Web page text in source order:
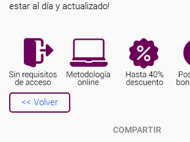
estar al día y actualizado!
<< Volver
COMPARTIR